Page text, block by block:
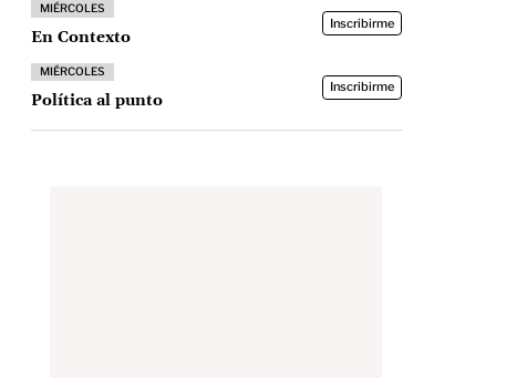
MIÉRCOLES
En Contexto
Inscribirme
MIÉRCOLES
Política al punto
Inscribirme